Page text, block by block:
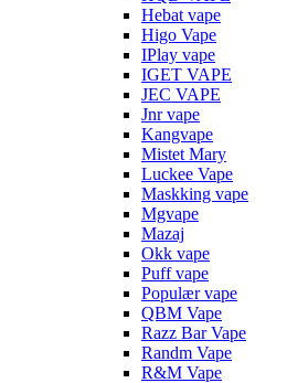
Hebat vape
Higo Vape
IPlay vape
IGET VAPE
JEC VAPE
Jnr vape
Kangvape
Mistet Mary
Luckee Vape
Maskking vape
Mgvape
Mazaj
Okk vape
Puff vape
Populær vape
QBM Vape
Razz Bar Vape
Randm Vape
R&M Vape